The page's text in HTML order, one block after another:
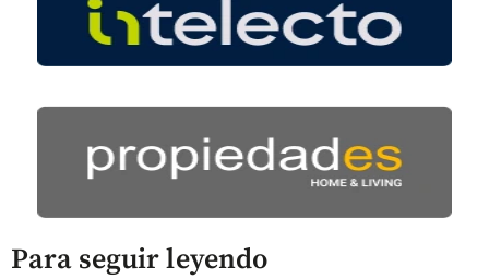
Para seguir leyendo